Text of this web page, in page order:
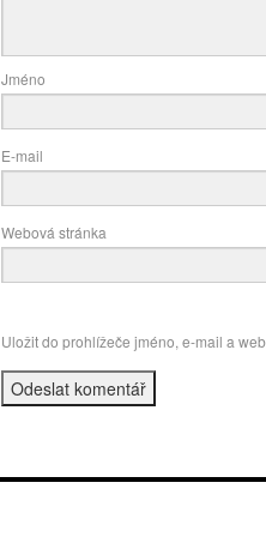
Jméno
E-mail
Webová stránka
Uložit do prohlížeče jméno, e-mail a